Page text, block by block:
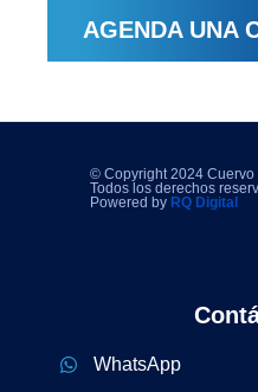
AGENDA UNA
© Copyright 2024 Cuervo
Todos los derechos
Powered by RQ Digital
WhatsApp